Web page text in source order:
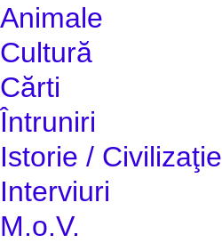
Animale
Cultură
Cărti
Întruniri
Istorie / Civilizaţie
Interviuri
M.o.V.